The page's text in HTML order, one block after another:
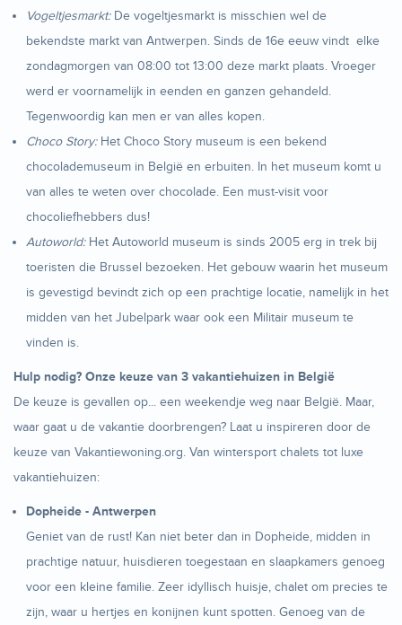
Vogeltjesmarkt: De vogeltjesmarkt is misschien wel de
bekendste markt van Antwerpen. Sinds de 16e eeuw vindt elke
zondagmorgen van 08:00 tot 13:00 deze markt plaats. Vroeger
werd er voornamelijk in eenden en ganzen gehandeld.
Tegenwoordig kan men er van alles kopen.
Choco Story: Het Choco Story museum is een bekend
chocolademuseum in België en erbuiten. In het museum komt u
van alles te weten over chocolade. Een must-visit voor
chocoliefhebbers dus!
Autoworld: Het Autoworld museum is sinds 2005 erg in trek bij
toeristen die Brussel bezoeken. Het gebouw waarin het museum
is gevestigd bevindt zich op een prachtige locatie, namelijk in het
midden van het Jubelpark waar ook een Militair museum te
vinden is.
Hulp nodig? Onze keuze van 3 vakantiehuizen in België
De keuze is gevallen op... een weekendje weg naar België. Maar,
waar gaat u de vakantie doorbrengen? Laat u inspireren door de
keuze van Vakantiewoning.org. Van wintersport chalets tot luxe
vakantiehuizen:
Dopheide - Antwerpen
Geniet van de rust! Kan niet beter dan in Dopheide, midden in
prachtige natuur, huisdieren toegestaan en slaapkamers genoeg
voor een kleine familie. Zeer idyllisch huisje, chalet om precies te
zijn, waar u hertjes en konijnen kunt spotten. Genoeg van de